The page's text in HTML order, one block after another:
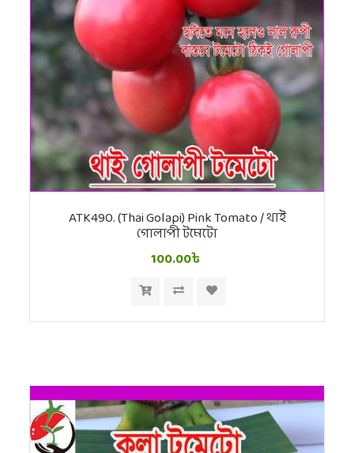
ATK490. (Thai Golapi) Pink Tomato / থাই
গোলাপী টমেটো
100.00৳